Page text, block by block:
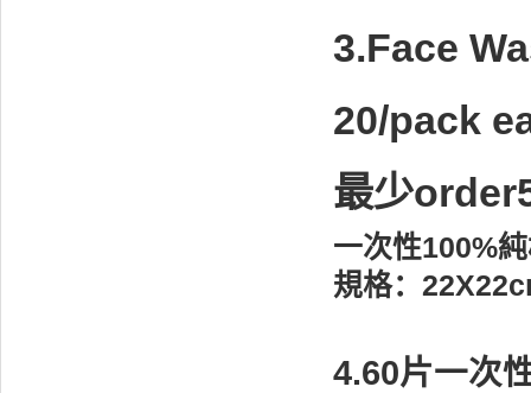
3.Face
20/pack
最少
一次性100%
規格：
4.60片一次